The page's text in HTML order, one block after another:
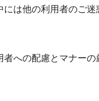
は他の利用者のご迷
への配慮とマナーの